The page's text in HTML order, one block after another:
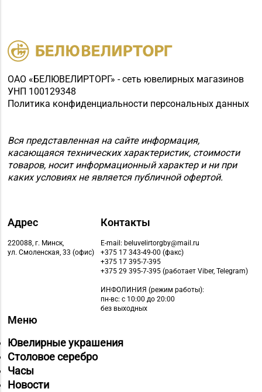
ОАО «БЕЛЮВЕЛИРТОРГ» - сеть ювелирных магазинов
УНП 100129348
Политика конфиденциальности персональных данных
Вся представленная на сайте информация,
касающаяся технических характеристик, стоимости
товаров, носит информационный характер и ни при
каких условиях не является публичной офертой.
Адрес
220088, г. Минск,
ул. Смоленская, 33 (офис)
Контакты
E-mail: beluvelirtorgby@mail.ru
+375 17 343-49-00 (факс)
+375 17 395-7-395
+375 29 395-7-395 (работает Viber, Telegram)
ИНФОЛИНИЯ (режим работы):
пн-вс: с 10:00 до 20:00
без выходных
Меню
Ювелирные украшения
Столовое серебро
Часы
Новости